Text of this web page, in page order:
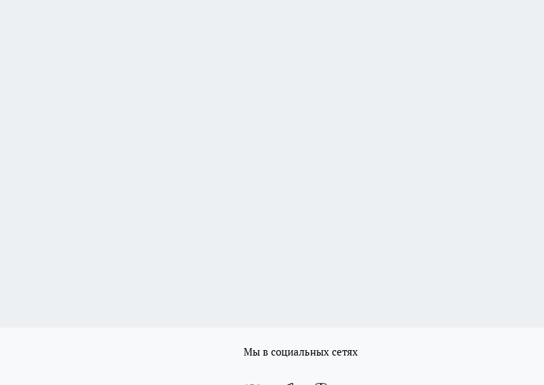
Мы в социальных сетях